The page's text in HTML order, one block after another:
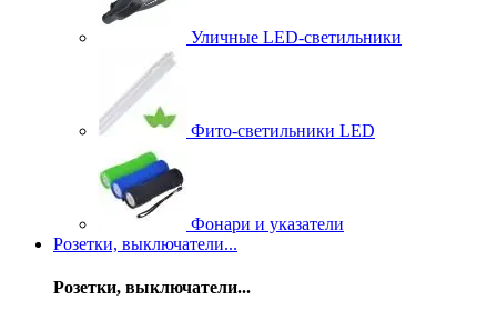
Уличные LED-светильники
Фито-светильники LED
Фонари и указатели
Розетки, выключатели...
Розетки, выключатели...